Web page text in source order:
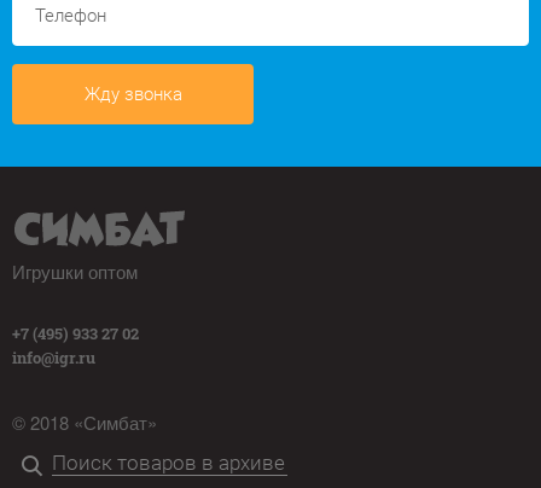
Жду звонка
Игрушки оптом
+7 (495) 933 27 02
info@igr.ru
© 2018 «Симбат»